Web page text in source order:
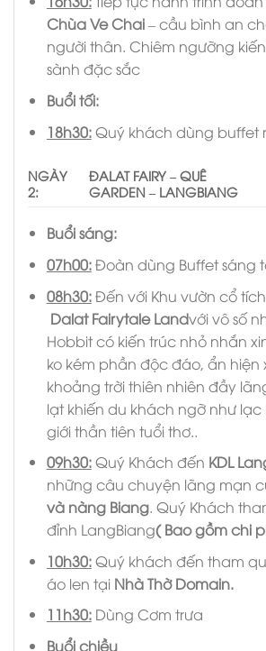
Chùa Ve Chai– cầu bình an
người thân. Chiêm ngưỡng
sành đặc sắc
Buổi tối:
18h30:Quý khách dùng buffet
NGÀY
2:
ĐALAT FAIRY – QUÊ
GARDEN – LANGBIANG
Buổi sáng:
07h00:Đoàn dùng Buffet sáng
08h30:Đến với Khu vườn cổ
Dalat Fairytale Landvới vô số
Hobbit có kiến trúc nhỏ nhắn
ko kém phần độc đáo, ẩn hiện
khoảng trời thiên nhiên đầy
lạt khiến du khách ngỡ như
giới thần tiên tuổi thơ..
09h30:Quý Khách đến KDL
những câu chuyện lãng mạn
và nàng Biang. Quý Khách
đỉnh LangBiang( Bao gồm chi
10h30:Quý khách đến tham
áo len tại Nhà Thờ Domain.
11h30:Dùng Cơm trưa
Buổi chiều